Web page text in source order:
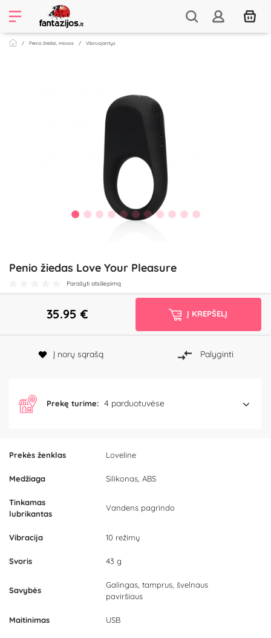
Penio žiedai, movos Vibruojantys
Penio žiedas Love Your Pleasure
Parašyti atsiliepimą
Prekės ženklas Loveline
Medžiaga Silikonas, ABS
Tinkamas
lubrikantas
Vandens pagrindo
Vibracija 10 režimų
Svoris 43 g
Savybės
Galingas, tamprus, švelnaus
paviršiaus
Maitinimas USB
35.95 € Į KREPŠELĮ
Į norų sąrašą Palyginti
Prekę turime: 4 parduotuvėse